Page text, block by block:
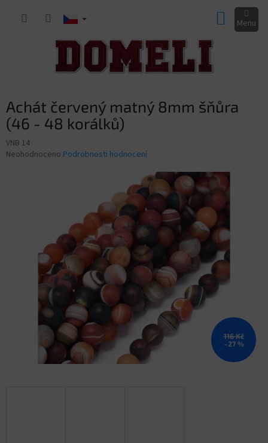
KOŠÍK
Achát červený matný 8mm šňůra
(46 - 48 korálků)
VNB 14
Průměrné
Neohodnoceno Podrobnosti hodnocení
116 Kč
–27 %